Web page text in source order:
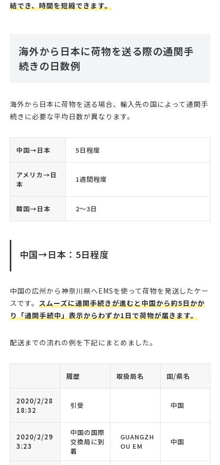
結でき、時間を短縮できます。
海外から日本に荷物を送る際の通関手
続きの日数例
海外から日本に荷物を送る場合、輸入先の国によって通関手
続きに必要な平均日数が異なります。
中国→日本 5日程度
アメリカ→日
本
1週間程度
韓国→日本 2〜3日
中国→日本：5日程度
中国の広州から神奈川県へEMSを使って荷物を発送したケー
スです。 スムーズに通関手続きが進むと中国から約5日かか
り「通関手続中」表示からわずか1日で荷物が届きます。
配送までの流れの例を下記にまとめました。
履歴 取扱局名 国/県名
2020/2/28
18:32
引受 中国
2020/2/29
3:23
中国の国際
交換局に到
着
GUANGZH
OU EM
中国